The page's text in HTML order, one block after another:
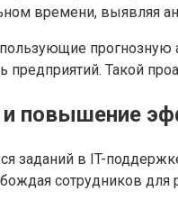
времени, выявляя
предприятий. Такой
повышение
заданий в IT-
сотрудников